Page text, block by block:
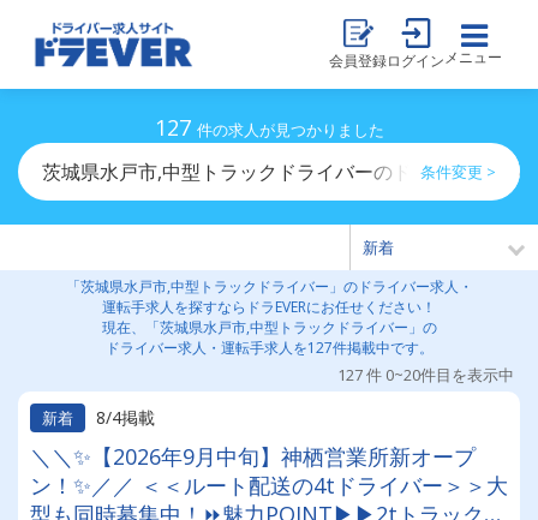
会員登録ログイン メニュー
127 件の求人が見つかりました
茨城県水戸市,中型トラックドライバーのドライバー求人
条件変更 >
「茨城県水戸市,中型トラックドライバー」のドライバー求人・
運転手求人を探すならドラEVERにお任せください！
現在、「茨城県水戸市,中型トラックドライバー」の
ドライバー求人・運転手求人を127件掲載中です。
127 件 0~20件目を表示中
新着
8/4掲載
＼＼✨【2026年9月中旬】神栖営業所新オープ
ン！✨／／ ＜＜ルート配送の4tドライバー＞＞大
型も同時募集中！⏩魅力POINT▶▶2tトラックや